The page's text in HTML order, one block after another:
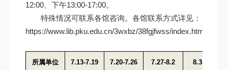
12:00、下午13:00-17:00。
特殊情况可联系各馆咨询。各馆联系方式详见：
https://www.lib.pku.edu.cn/3wxbz/38fgjfwss/index.htm
所属单位 7.13-7.19 7.20-7.26 7.27-8.2 8.3-8.9